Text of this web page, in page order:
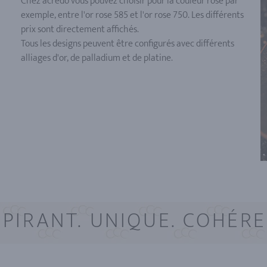
exemple, entre l'or rose 585 et l'or rose 750. Les différents
prix sont directement affichés.
Tous les designs peuvent être configurés avec différents
alliages d'or, de palladium et de platine.
UNIQUE.